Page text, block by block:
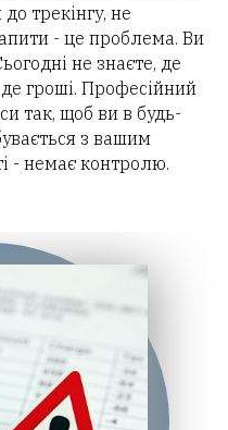
трекінгу, не
- це проблема. Ви
не знаєте, де
гроші. Професійний
так, щоб ви в будь-
з вашим
- немає контролю.